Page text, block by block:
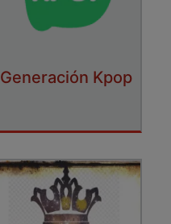
Generación Kpop